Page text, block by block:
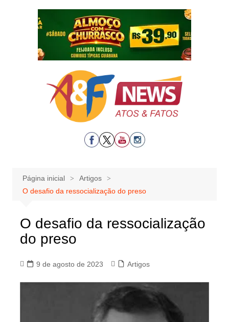
Página inicial
Artigos
O desafio da ressocialização do preso
O desafio da ressocialização
do preso
9 de agosto de 2023 Artigos